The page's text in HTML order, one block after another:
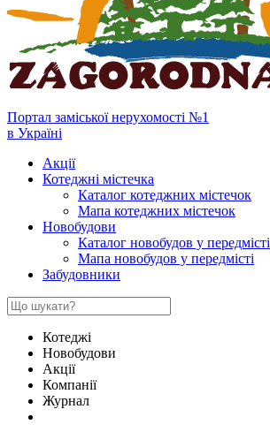
Портал заміської нерухомості №1
в Україні
Акції
Котеджні містечка
Каталог котеджних містечок
Мапа котеджних містечок
Новобудови
Каталог новобудов у передмісті
Мапа новобудов у передмісті
Забудовники
Котеджі
Новобудови
Акції
Компанії
Журнал